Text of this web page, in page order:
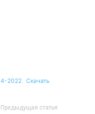
4-2022 Скачать
Предыдущая статья